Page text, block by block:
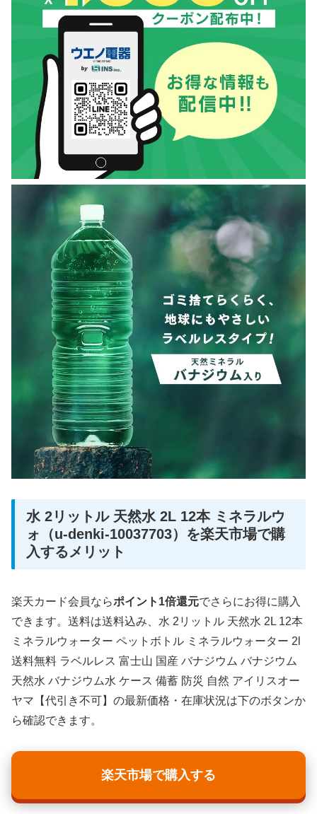
水 2リットル 天然水 2L 12本 ミネラルウ
ォ（u-denki-10037703）を楽天市場で購
入するメリット
楽天カード会員ならポイント1倍還元でさらにお得に購入
できます。送料は送料込み、水 2リットル 天然水 2L 12本
ミネラルウォーター ペットボトル ミネラルウォーター 2l
送料無料 ラベルレス 富士山 国産 バナジウム バナジウム
天然水 バナジウム水 ケース 備蓄 防災 自然 アイリスオー
ヤマ【代引き不可】の最新価格・在庫状況は下のボタンか
ら確認できます。
楽天市場で購入する